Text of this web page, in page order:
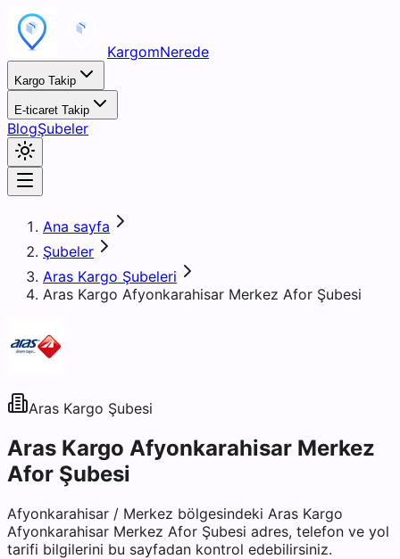
KargomNerede
Kargo Takip
E-ticaret Takip
BlogŞubeler
Ana sayfa
Şubeler
Aras Kargo Şubeleri
Aras Kargo Afyonkarahisar Merkez Afor Şubesi
Aras Kargo Şubesi
Aras Kargo Afyonkarahisar Merkez
Afor Şubesi
Afyonkarahisar / Merkez bölgesindeki Aras Kargo
Afyonkarahisar Merkez Afor Şubesi adres, telefon ve yol
tarifi bilgilerini bu sayfadan kontrol edebilirsiniz.